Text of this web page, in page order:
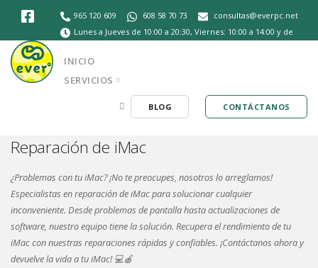
965 120 609 608 58 70 73
consultas@everpc.net
Lunes a Jueves de 10:00 a 20:30, Viernes: 10:00 a 14:00 y de
16:30 a 20:30, Sábados de 10:30 a 14:00
INICIO
SERVICIOS
BLOG CONTÁCTANOS
Reparación de iMac
¿Problemas con tu iMac? ¡No te preocupes, nosotros lo arreglamos!
Especialistas en reparación de iMac para solucionar cualquier
inconveniente. Desde problemas de pantalla hasta actualizaciones de
software, nuestro equipo tiene la solución. Recupera el rendimiento de tu
iMac con nuestras reparaciones rápidas y confiables. ¡Contáctanos ahora y
devuelve la vida a tu iMac! 💻🍎
Pide ya mismo la recogida gratuita de
tu equipo !!!PEDIR RECOGIDA